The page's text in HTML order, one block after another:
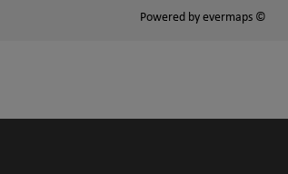
Powered by evermaps ©